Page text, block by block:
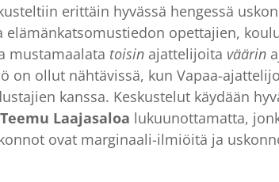
erittäin hyvässä hengessä
opettajien,
mustamaalata toisin ajattelijoita väärin
on ollut nähtävissä, kun Vapaa-
kanssa. Keskustelut käydään
Teemu Laajasaloa lukuunottamatta,
ovat marginaali-ilmiöitä ja